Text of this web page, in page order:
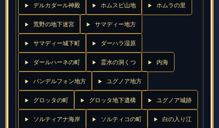
デルカダール神殿 ホムスビ山地 ホムラの里
荒野の地下迷宮 サマディー地方
サマディー城下町 ダーハラ湿原
ダールハーネの町 霊水の洞くつ 内海
バンデルフォン地方 ユグノア地方
グロッタの町 グロッタ地下遺構 ユグノア城跡
ソルティアナ海岸 ソルティコの町 白の入り江